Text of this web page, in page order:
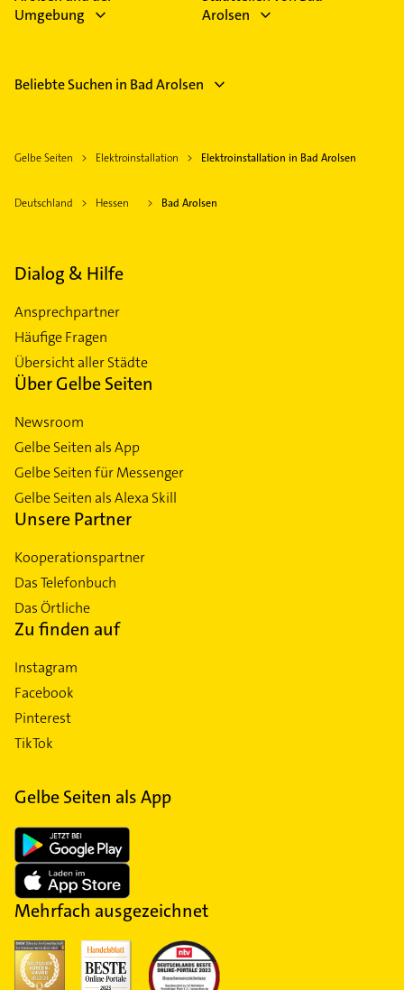
Umgebung
Arolsen
Beliebte Suchen in Bad Arolsen
Gelbe Seiten Elektroinstallation Elektroinstallation in Bad Arolsen
Deutschland Hessen Bad Arolsen
Dialog & Hilfe
Ansprechpartner
Häufige Fragen
Übersicht aller Städte
Über Gelbe Seiten
Newsroom
Gelbe Seiten als App
Gelbe Seiten für Messenger
Gelbe Seiten als Alexa Skill
Unsere Partner
Kooperationspartner
Das Telefonbuch
Das Örtliche
Zu finden auf
Instagram
Facebook
Pinterest
TikTok
Gelbe Seiten als App
Mehrfach ausgezeichnet